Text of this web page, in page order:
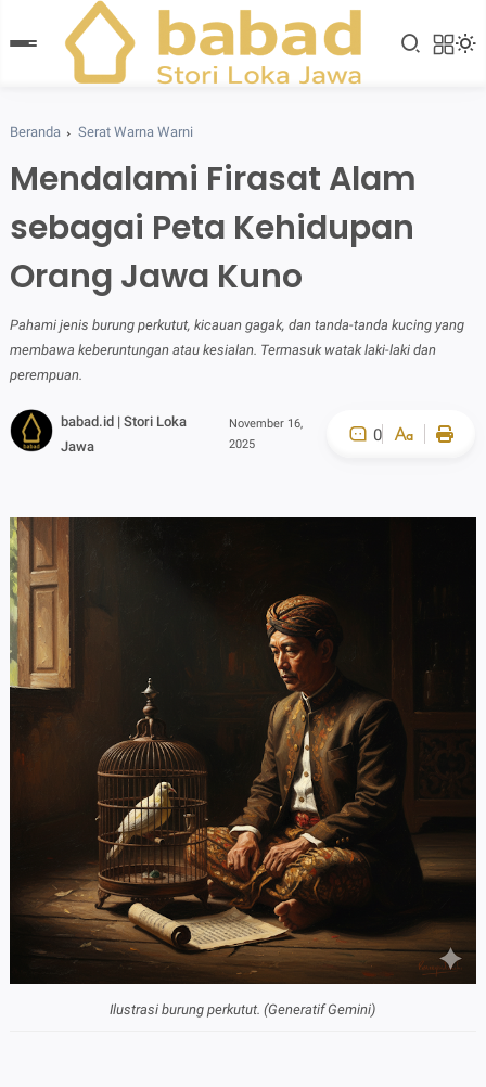
Beranda Serat Warna Warni
Mendalami Firasat Alam
sebagai Peta Kehidupan
Orang Jawa Kuno
Pahami jenis burung perkutut, kicauan gagak, dan tanda-tanda kucing yang
membawa keberuntungan atau kesialan. Termasuk watak laki-laki dan
perempuan.
babad.id | Stori Loka
Jawa
November 16,
2025
0
Ilustrasi burung perkutut. (Generatif Gemini)